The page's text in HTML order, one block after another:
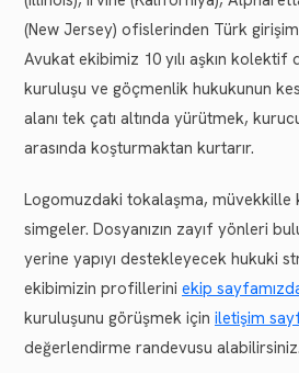
(New Jersey) ofislerinden Türk
Avukat ekibimiz 10 yılı aşkın kolektif
kuruluşu ve göçmenlik hukukunun
alanı tek çatı altında yürütmek,
arasında koşturmaktan kurtarır.
Logomuzdaki tokalaşma, müvekkille
simgeler. Dosyanızın zayıf yönleri
yerine yapıyı destekleyecek hukuki
ekibimizin profillerini ekip
kuruluşunu görüşmek için iletişim
değerlendirme randevusu alabilirsiniz.